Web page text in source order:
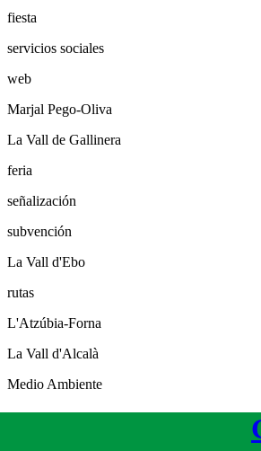
fiesta
servicios sociales
web
Marjal Pego-Oliva
La Vall de Gallinera
feria
señalización
subvención
La Vall d'Ebo
rutas
L'Atzúbia-Forna
La Vall d'Alcalà
Medio Ambiente